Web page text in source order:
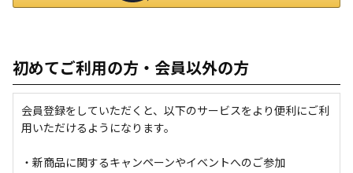
初めてご利用の方・会員以外の方
会員登録をしていただくと、以下のサービスをより便利にご利
用いただけるようになります。
・新商品に関するキャンペーンやイベントへのご参加